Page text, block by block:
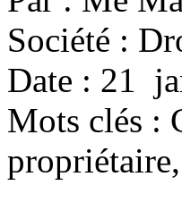
Société :
Date : 21
Mots clés :